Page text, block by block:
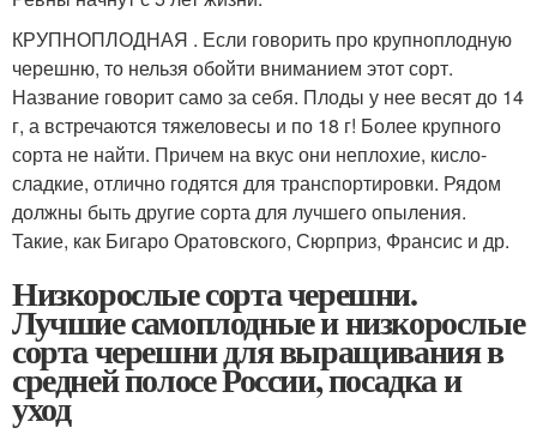
КРУПНОПЛОДНАЯ . Если говорить про крупноплодную
черешню, то нельзя обойти вниманием этот сорт.
Название говорит само за себя. Плоды у нее весят до 14
г, а встречаются тяжеловесы и по 18 г! Более крупного
сорта не найти. Причем на вкус они неплохие, кисло-
сладкие, отлично годятся для транспортировки. Рядом
должны быть другие сорта для лучшего опыления.
Такие, как Бигаро Оратовского, Сюрприз, Франсис и др.
Низкорослые сорта черешни.
Лучшие самоплодные и низкорослые
сорта черешни для выращивания в
средней полосе России, посадка и
уход